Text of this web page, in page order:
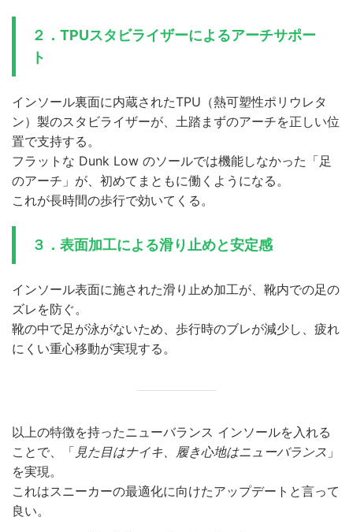
２． TPUスタビライザーによるアーチサポー
ト
インソール裏面に内蔵されたTPU（熱可塑性ポリウレタ
ン）製のスタビライザーが、土踏まずのアーチを正しい位
置で支持する。
フラットな Dunk Low のソールでは機能しなかった「足
のアーチ」が、初めてまともに働くようになる。
これが長時間の歩行で効いてくる。
３． 表面加工による滑り止めと安定感
インソール表面に施された滑り止め加工が、靴内での足の
ズレを防ぐ。
靴の中で足が泳がないため、歩行時のブレが減少し、疲れ
にくい重心移動が実現する。
以上の特徴を持ったニューバランス インソールを入れる
ことで、「 見た目はナイキ、履き心地はニューバランス 」
を実現。
これはスニーカーの最適化に向けたアップデートと言って
良い。